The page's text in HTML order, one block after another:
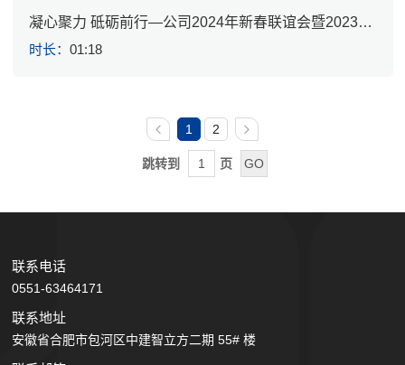
凝心聚力 砥砺前行—公司2024年新春联谊会暨2023年
工作总结表彰会
时长：01:18
1 2
跳转到 页
联系电话
0551-63464171
联系地址
安徽省合肥市包河区中建智立方二期 55# 楼